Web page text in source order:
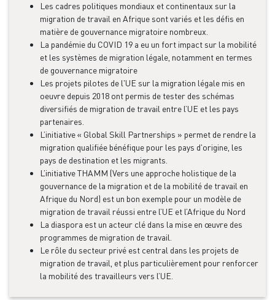
Les cadres politiques mondiaux et continentaux sur la
migration de travail en Afrique sont variés et les défis en
matière de gouvernance migratoire nombreux.
La pandémie du COVID 19 a eu un fort impact sur la mobilité
et les systèmes de migration légale, notamment en termes
de gouvernance migratoire
Les projets pilotes de l'UE sur la migration légale mis en
oeuvre depuis 2018 ont permis de tester des schémas
diversifiés de migration de travail entre l’UE et les pays
partenaires.
L’initiative « Global Skill Partnerships » permet de rendre la
migration qualifiée bénéfique pour les pays d'origine, les
pays de destination et les migrants.
L’initiative THAMM (Vers une approche holistique de la
gouvernance de la migration et de la mobilité de travail en
Afrique du Nord) est un bon exemple pour un modèle de
migration de travail réussi entre l’UE et l’Afrique du Nord
La diaspora est un acteur clé dans la mise en œuvre des
programmes de migration de travail.
Le rôle du secteur privé est central dans les projets de
migration de travail, et plus particulièrement pour renforcer
la mobilité des travailleurs vers l’UE.